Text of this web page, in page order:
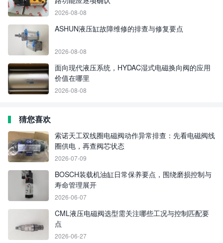
2026-08-08
ASHUN液压缸故障维修的排查与修复要点
2026-08-08
面向现代液压系统，HYDAC湿式电磁换向阀的应用
价值在哪里
2026-08-08
猜您喜欢
索诺天工双线圈电磁阀动作异常排查：先看电磁阀线
圈供电，再查阀芯状态
2026-07-09
BOSCH装载机油缸日常保养要点，围绕磨损控制与
寿命管理展开
2026-06-07
CML液压电磁阀选型需关注哪些工况与控制匹配要
点
2026-06-27